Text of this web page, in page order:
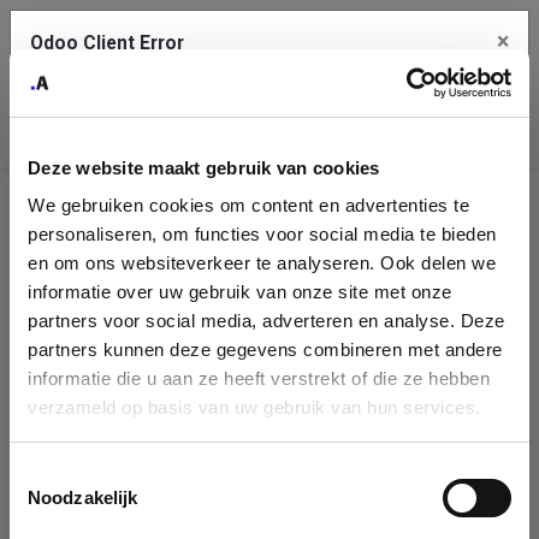
Deze website maakt gebruik van cookies
We gebruiken cookies om content en advertenties te
personaliseren, om functies voor social media te bieden
en om ons websiteverkeer te analyseren. Ook delen we
informatie over uw gebruik van onze site met onze
partners voor social media, adverteren en analyse. Deze
partners kunnen deze gegevens combineren met andere
informatie die u aan ze heeft verstrekt of die ze hebben
verzameld op basis van uw gebruik van hun services.
Noodzakelijk
Company
Identification
Please fill in your company details
You can search a company in our database by name, VAT or
enterprise ID. When a company is selected it will auto-complete the
form. If you don't find your company in our database, you can create
Odoo Client Error ×
service.
See details
Ok